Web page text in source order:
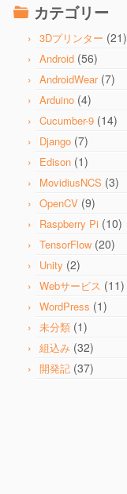
カテゴリー
3Dプリンター (21)
Android (56)
AndroidWear(7)
Arduino (4)
Cucumber-9 (14)
Django (7)
Edison (1)
MovidiusNCS (3)
OpenCV (9)
Raspberry Pi (10)
TensorFlow (20)
Unity (2)
Webサービス (11)
WordPress (1)
未分類 (1)
組込み (32)
開発記 (37)